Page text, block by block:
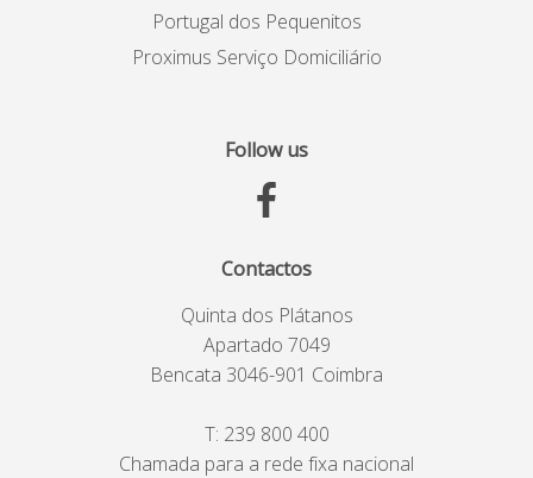
Portugal dos Pequenitos
Proximus Serviço Domiciliário
Follow us
Contactos
Quinta dos Plátanos
Apartado 7049
Bencata 3046-901 Coimbra
T: 239 800 400
Chamada para a rede fixa nacional